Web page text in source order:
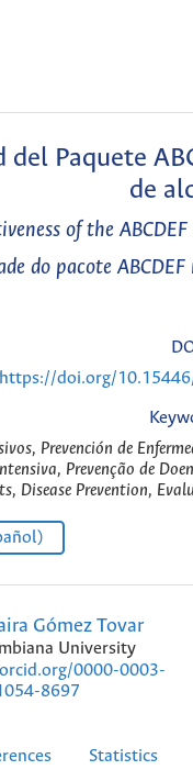
Paquete
de
of the
do pacote
https://doi.org/
Prevención de
Prevenção de
Disease Prevention,
Gómez Tovar
University
0000-0003-
8697
Statistics